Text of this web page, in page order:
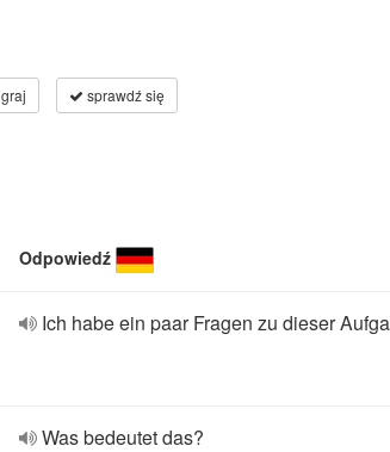
graj sprawdź się
Odpowiedź
Ich habe ein paar Fragen zu dieser
Was bedeutet das?